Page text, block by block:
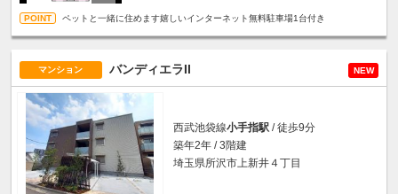
ペットと一緒に住めます嬉しいインターネット無料駐車場1台付き
マンション バンディエラII NEW
西武池袋線小手指駅 / 徒歩9分
築年2年 / 3階建
埼玉県所沢市上新井４丁目